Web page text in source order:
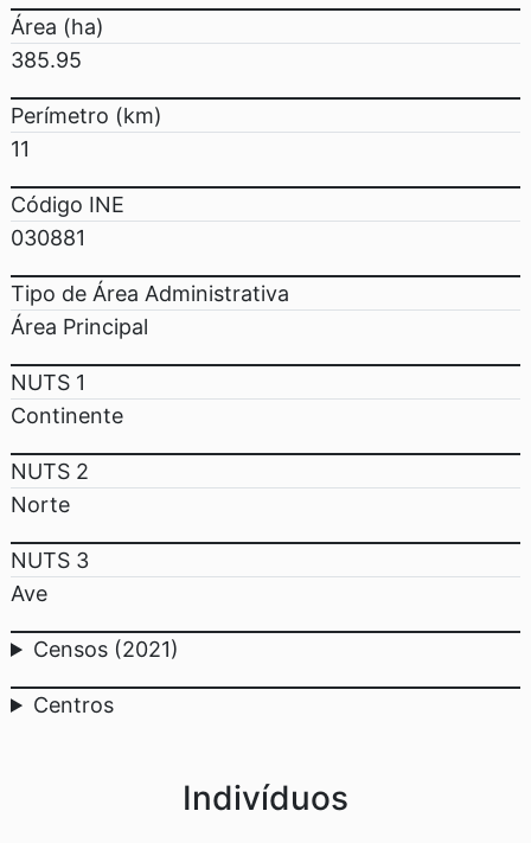
Área (ha)
385.95
Perímetro (km)
11
Código INE
030881
Tipo de Área Administrativa
Área Principal
NUTS 1
Continente
NUTS 2
Norte
NUTS 3
Ave
Censos (2021)
Centros
Indivíduos